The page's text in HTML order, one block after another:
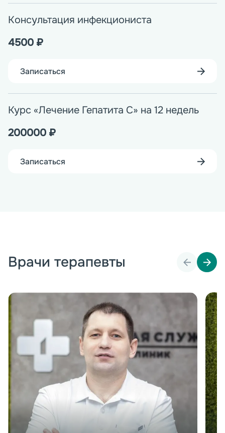
Консультация инфекциониста
4500 ₽
Записаться
Курс «Лечение Гепатита С» на 12 недель
200000 ₽
Записаться
Врачи терапевты